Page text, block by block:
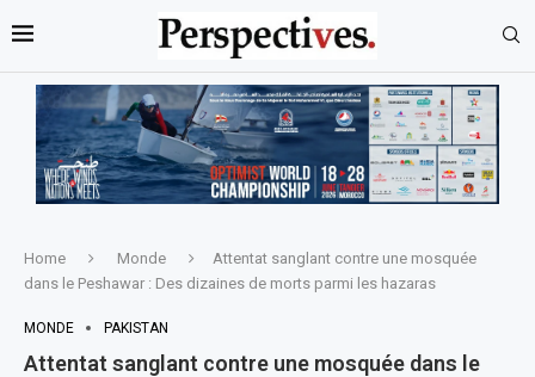
Home Monde
Attentat sanglant contre une mosquée
dans le Peshawar : Des dizaines de morts parmi les hazaras
MONDE PAKISTAN
Attentat sanglant contre une mosquée dans le